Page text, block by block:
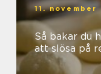
11. november
Så bakar du
att slösa på